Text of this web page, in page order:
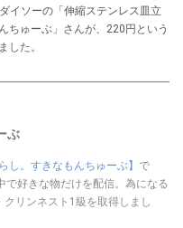
イソーの「伸縮ステンレス皿立
ちゅーぶ」さんが、220円という
した。
ぶ
らし。すきなもんちゅーぶ】 で
で好きな物だけを配信。為になる
リンネスト1級を取得しまし